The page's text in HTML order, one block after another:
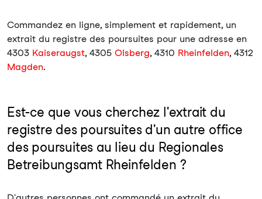
Commandez en ligne, simplement et rapidement, un
extrait du registre des poursuites pour une adresse en
4303 Kaiseraugst, 4305 Olsberg, 4310 Rheinfelden, 4312
Magden.
Est-ce que vous cherchez l'extrait du
registre des poursuites d'un autre office
des poursuites au lieu du Regionales
Betreibungsamt Rheinfelden ?